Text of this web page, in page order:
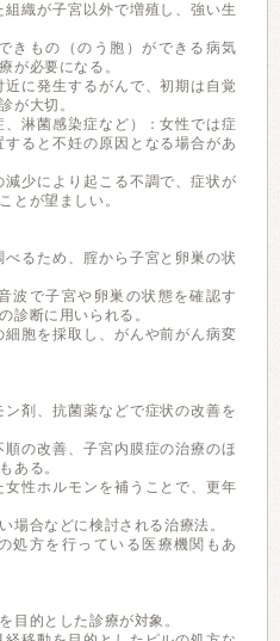
織が子宮以外で増殖し、強い生
きもの（のう胞）ができる病気
が必要になる。
に発生するがんで、初期は自覚
が大切。
淋菌感染症など）：女性では症
ると不妊の原因となる場合があ
減少により起こる不調で、症状が
とが望ましい。
るため、腟から子宮と卵巣の状
波で子宮や卵巣の状態を確認す
診断に用いられる。
細胞を採取し、がんや前がん病変
剤、抗菌薬などで症状の改善を
の改善、子宮内膜症の治療のほ
ある。
女性ホルモンを補うことで、更年
場合などに検討される治療法。
処方を行っている医療機関もあ
目的とした診療が対象。